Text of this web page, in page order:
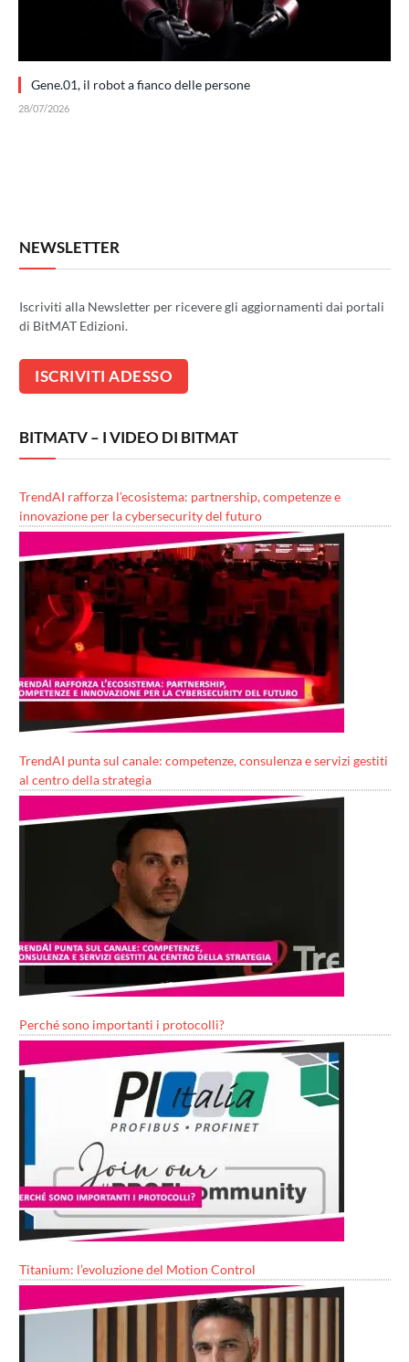
Gene.01, il robot a fianco delle persone
28/07/2026
NEWSLETTER
Iscriviti alla Newsletter per ricevere gli aggiornamenti dai portali
di BitMAT Edizioni.
BITMATV – I VIDEO DI BITMAT
TrendAI rafforza l’ecosistema: partnership, competenze e
innovazione per la cybersecurity del futuro
TrendAI punta sul canale: competenze, consulenza e servizi gestiti
al centro della strategia
Perché sono importanti i protocolli?
Titanium: l’evoluzione del Motion Control